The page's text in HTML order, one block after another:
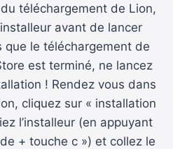
téléchargement de Lion,
avant de lancer
que le téléchargement de
est terminé, ne lancez
! Rendez vous dans
cliquez sur « installation
l’installeur (en appuyant
+ touche c ») et collez le